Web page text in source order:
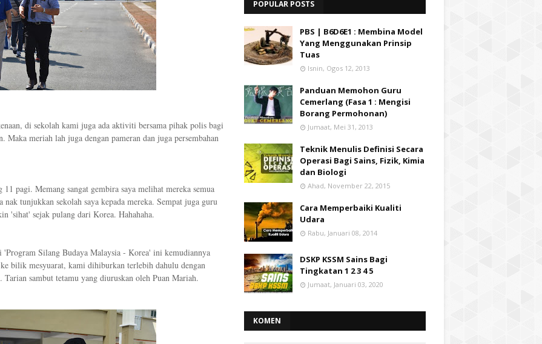
di sekolah kami juga ada aktiviti bersama pihak polis bagi
Maka meriah lah juga dengan pameran dan juga persembahan
pagi. Memang sangat gembira saya melihat mereka semua
tunjukkan sekolah saya kepada mereka. Sempat juga guru
'sihat' sejak pulang dari Korea. Hahahaha.
'Program Silang Budaya Malaysia - Korea' ini kemudiannya
bilik mesyuarat, kami dihiburkan terlebih dahulu dengan
Tarian sambut tetamu yang diuruskan oleh Puan Mariah.
POPULAR POSTS
PBS | B6D6E1 : Membina Model
Yang Menggunakan Prinsip
Tuas
Isnin, Ogos 12, 2013
Panduan Memohon Guru
Cemerlang (Fasa 1 : Mengisi
Borang Permohonan)
Jumaat, Mei 31, 2013
Teknik Menulis Definisi Secara
Operasi Bagi Sains, Fizik, Kimia
dan Biologi
Ahad, November 22, 2015
Cara Memperbaiki Kualiti
Udara
Rabu, Januari 08, 2014
DSKP KSSM Sains Bagi
Tingkatan 1 2 3 4 5
Jumaat, Januari 03, 2020
KOMEN